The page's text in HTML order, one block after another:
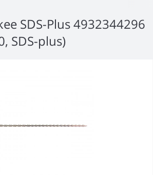
SDS-Plus 4932344296
SDS-plus)